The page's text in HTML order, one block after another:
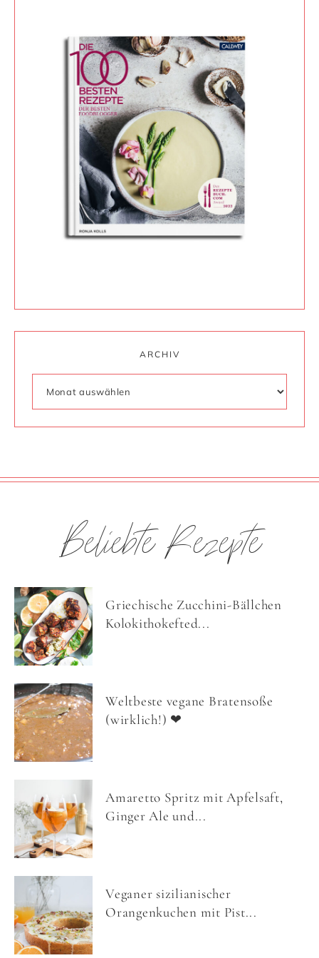
ARCHIV
Beliebte Rezepte
Griechische Zucchini-Bällchen
Kolokithokefted...
Weltbeste vegane Bratensoße
(wirklich!) ❤
Amaretto Spritz mit Apfelsaft,
Ginger Ale und...
Veganer sizilianischer
Orangenkuchen mit Pist...